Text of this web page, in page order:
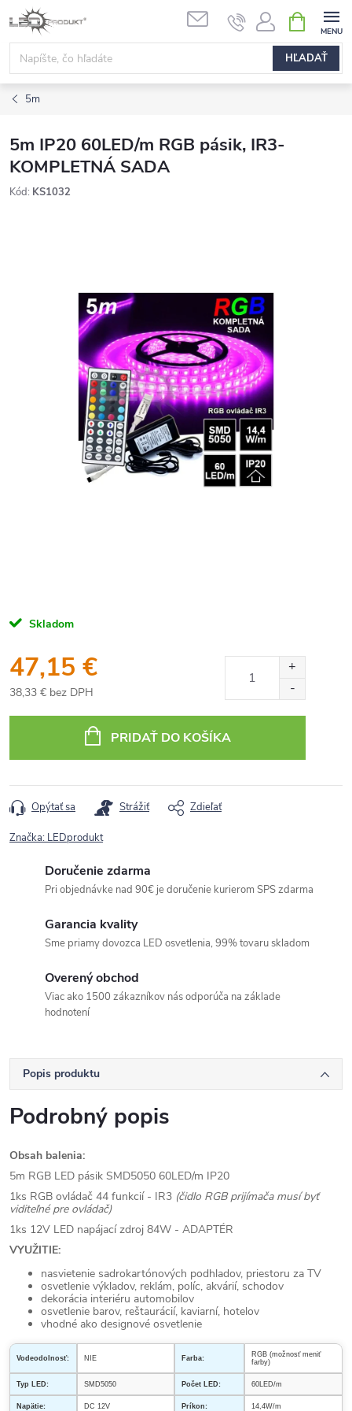
Prejsť
na
obsah
HĽADAŤ
KOŠÍK
5m
5m IP20 60LED/m RGB pásik, IR3-
KOMPLETNÁ SADA
Kód: KS1032
Skladom
47,15 €
38,33 € bez DPH
cena:
PRIDAŤ DO KOŠÍKA
Opýtať sa Strážiť Zdieľať
Značka: LEDprodukt
Doručenie zdarma
Pri objednávke nad 90€ je doručenie kurierom SPS zdarma
Garancia kvality
Sme priamy dovozca LED osvetlenia, 99% tovaru skladom
Overený obchod
Viac ako 1500 zákazníkov nás odporúča na základe
hodnotení
Popis produktu
Podrobný popis
Obsah balenia:
5m RGB LED pásik SMD5050 60LED/m IP20
1ks RGB ovládač 44 funkcií - IR3 (čidlo RGB prijímača musí byť
viditeľné pre ovládač)
1ks 12V LED napájací zdroj 84W - ADAPTÉR
VYUŽITIE:
nasvietenie sadrokartónových podhladov, priestoru za TV
osvetlenie výkladov, reklám, políc, akvárií, schodov
dekorácia interiéru automobilov
osvetlenie barov, reštaurácií, kaviarní, hotelov
vhodné ako designové osvetlenie
Vodeodolnosť: NIE Farba:
RGB (možnosť meniť
farby)
Typ LED: SMD5050 Počet LED: 60LED/m
Napätie: DC 12V Príkon: 14,4W/m